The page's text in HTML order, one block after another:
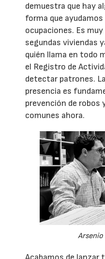
demuestra que hay
forma que
ocupaciones. Es
segundas viviendas
quién llama en todo
el Registro de
detectar patrones.
presencia es
prevención de robos
comunes ahora.
Arsenio